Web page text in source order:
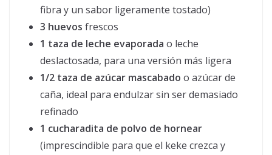
fibra y un sabor ligeramente tostado)
3 huevos frescos
1 taza de leche evaporada o leche
deslactosada, para una versión más ligera
1/2 taza de azúcar mascabado o azúcar de
caña, ideal para endulzar sin ser demasiado
refinado
1 cucharadita de polvo de hornear
(imprescindible para que el keke crezca y